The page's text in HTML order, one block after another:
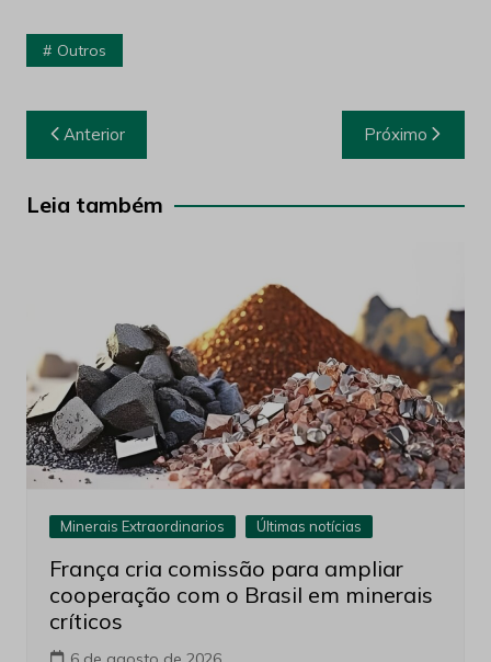
Outros
Navegação
de
Post
Anterior Próximo
Leia também
Minerais Extraordinarios Últimas notícias
França cria comissão para ampliar
cooperação com o Brasil em minerais
críticos